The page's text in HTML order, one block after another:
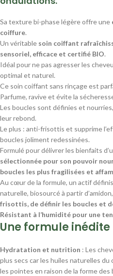
Sa texture bi-phase légère offre une
coiffure.
Un véritable soin coiffant
sensoriel, efficace et certifié BIO.
Idéal pour ne pas agresser les
optimal et naturel.
Ce soin coiffant sans rinçage est
Parfume, ravive et évite la
Les boucles sont définies et
leur rebond.
Le plus : anti-frisottis et supprime
boucles joliment redessinées.
Formulé pour délivrer les bienfaits
sélectionnée pour son pouvoir
boucles les plus fragilisées et
Au cœur de la formule, un actif
naturelle, biosourcé à partir d’amidon,
frisottis, de définir les boucles et
Résistant à l’humidité pour une
Une formule inédite
Hydratation et nutrition : Les
plus secs car les huiles naturelles
les pointes en raison de la forme des